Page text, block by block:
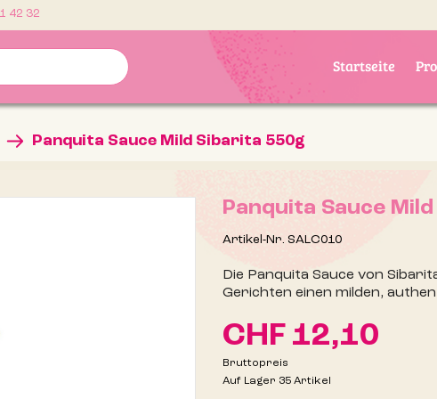
42 32
Startseite
Panquita Sauce Mild Sibarita 550g
Panquita Sauce
Artikel-Nr. SALC010
Die Panquita Sauce von
Gerichten einen milden,
CHF 12,10
Bruttopreis
Auf Lager 35 Artikel